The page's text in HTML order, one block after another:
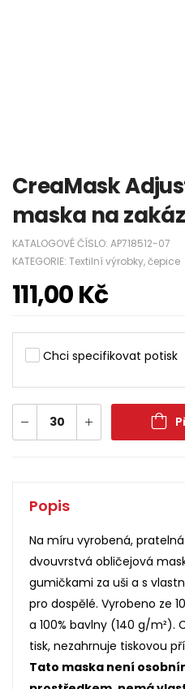
CreaMask
maska na
KATALOGOVÉ ČÍSLO: AP718512-07
KATEGORIE: Textilní výrobky, čepice
111,00Kč
Chci specifikovat potisk
Popis
Na míru vyrobená,
dvouvrstvá obličejová
gumičkami za uši a s
pro dospělé. Vyrobeno ze
a 100% bavlny (140 g/
tisk, nezahrnuje tiskovou
Tato maska není